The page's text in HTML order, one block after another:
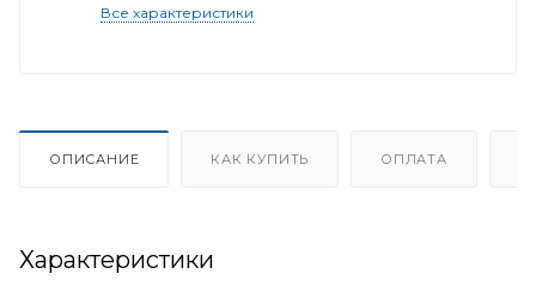
Все характеристики
ОПИСАНИЕ КАК КУПИТЬ ОПЛАТА
Характеристики